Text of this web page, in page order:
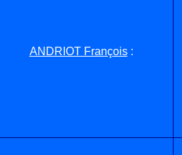
ANDRIOT François: